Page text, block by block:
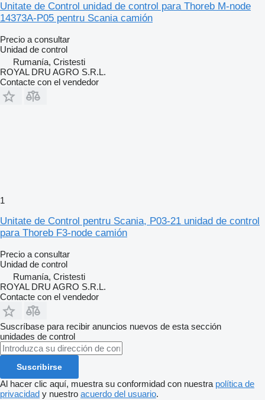
Unitate de Control unidad de control para Thoreb M-node
14373A-P05 pentru Scania camión
Precio a consultar
Unidad de control
Rumanía, Cristesti
ROYAL DRU AGRO S.R.L.
Contacte con el vendedor
1
Unitate de Control pentru Scania, P03-21 unidad de control
para Thoreb F3-node camión
Precio a consultar
Unidad de control
Rumanía, Cristesti
ROYAL DRU AGRO S.R.L.
Contacte con el vendedor
Suscríbase para recibir anuncios nuevos de esta sección
unidades de control
Suscribirse
Al hacer clic aquí, muestra su conformidad con nuestra política de
privacidad y nuestro acuerdo del usuario.